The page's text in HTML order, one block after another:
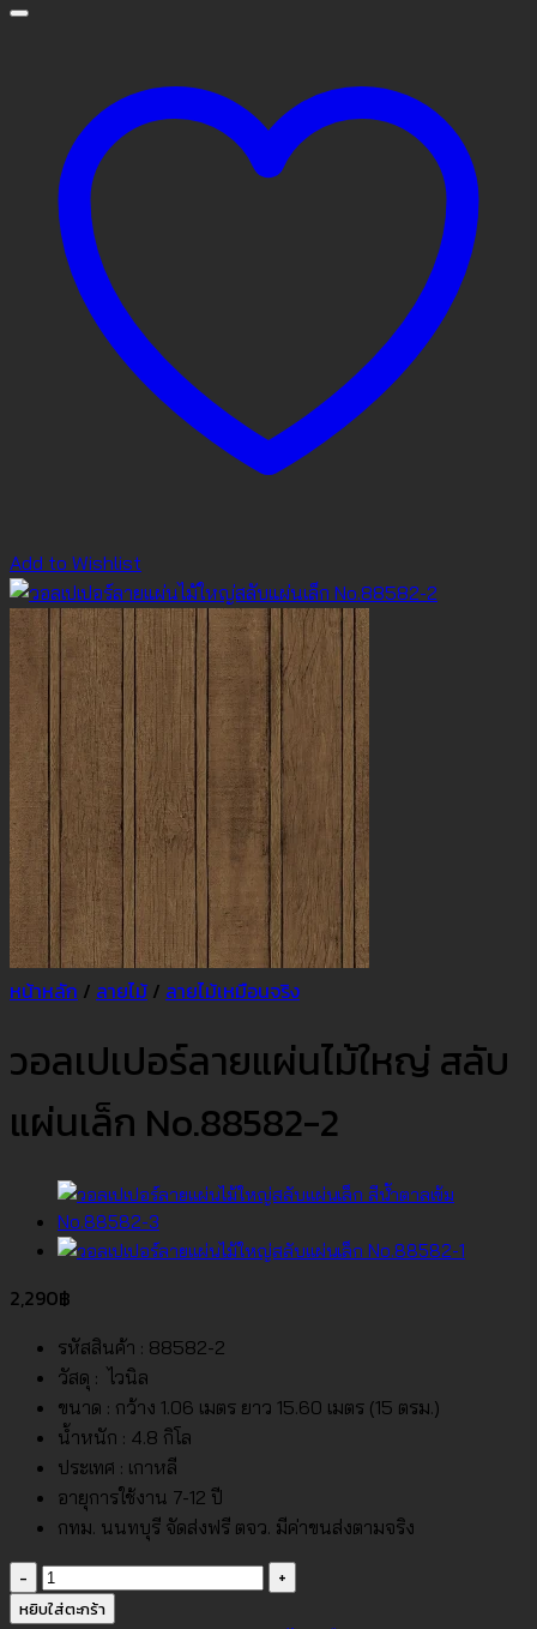
Add to Wishlist
หน้าหลัก / ลายไม้ / ลายไม้เหมือนจริง
วอลเปเปอร์ลายแผ่นไม้ใหญ่ สลับ
แผ่นเล็ก No.88582-2
2,290฿
รหัสสินค้า : 88582-2
วัสดุ : ไวนิล
ขนาด : กว้าง 1.06 เมตร ยาว 15.60 เมตร (15 ตรม.)
น้ำหนัก : 4.8 กิโล
ประเทศ : เกาหลี
อายุการใช้งาน 7-12 ปี
กทม. นนทบุรี จัดส่งฟรี ตจว. มีค่าขนส่งตามจริง
จำนวน
วอลเปเปอร์
หยิบใส่ตะกร้า